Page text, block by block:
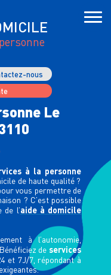
nous
Le
à la personne
de haute qualité ?
vous permettre de
? C’est possible
de l’aide à domicile
à l’autonomie,
de services
et 7J/7, répondant à